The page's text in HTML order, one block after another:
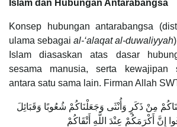
Islam dan Hubungan Antarabangsa
Konsep hubungan antarabangsa
ulama sebagai al-‘alaqat al-duwaliyyah
Islam diasaskan atas dasar
sesama manusia, serta kewajipan
antara satu sama lain. Firman Allah
مِنْ ذَكَرٍ وَأُنْثَى وَجَعَلْنَاكُمْ شُعُوبًا وَقَبَائِلَ
إِنَّ أَكْرَمَكُمْ عِنْدَ اللَّهِ أَتْقَاكُمْ